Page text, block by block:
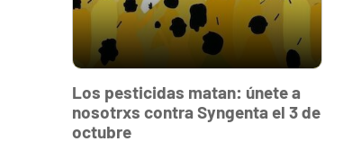
Los pesticidas matan: únete a
nosotrxs contra Syngenta el 3 de
octubre